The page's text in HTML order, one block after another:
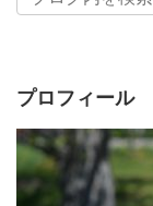
プロフィール